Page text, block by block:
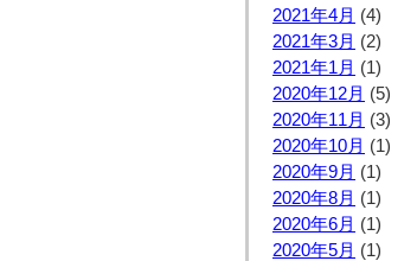
2021年4月 (4)
2021年3月 (2)
2021年1月 (1)
2020年12月 (5)
2020年11月 (3)
2020年10月 (1)
2020年9月 (1)
2020年8月 (1)
2020年6月 (1)
2020年5月 (1)